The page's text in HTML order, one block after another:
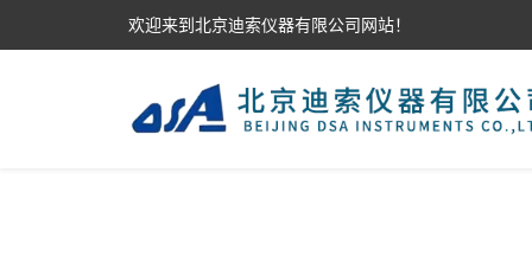
欢迎来到北京迪索仪器有限公司网站！